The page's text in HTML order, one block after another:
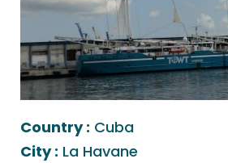
Country : Cuba
City : La Havane